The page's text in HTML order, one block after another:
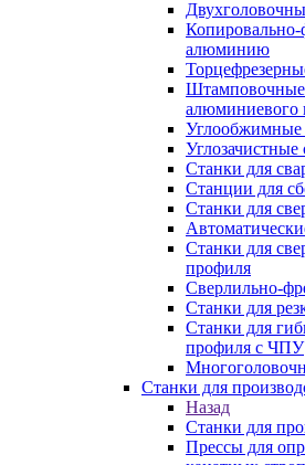
Копировально-
алюминию
Штамповочные
алюминиевого
Углообжимные
Углозачистные
Станки для
Станции для
Станки для
Станки для
профиля
Сверлильно-
Станки для
Станки для
профиля с ЧПУ
Станки для
Назад
Станки для
Прессы для